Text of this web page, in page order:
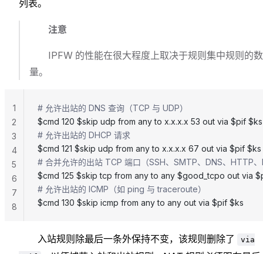
列表。
注意
IPFW 的性能在很大程度上取决于规则集中规则的数
量。
# 允许出站的 DNS 查询（TCP 与 UDP）
$cmd 120 $skip udp from any to x.x.x.x 53 out via $pif $ks
# 允许出站的 DHCP 请求
$cmd 121 $skip udp from any to x.x.x.x 67 out via $pif $ks
# 合并允许的出站 TCP 端口（SSH、SMTP、DNS、HTTP
$cmd 125 $skip tcp from any to any $good_tcpo out via
# 允许出站的 ICMP（如 ping 与 traceroute）
$cmd 130 $skip icmp from any to any out via $pif $ks
1
2
3
4
5
6
7
8
入站规则除最后一条外保持不变，该规则删除了
via